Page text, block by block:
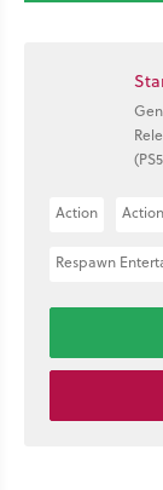
Action
Respawn